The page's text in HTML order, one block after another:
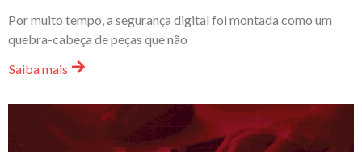
Por muito tempo, a segurança digital foi montada como um
quebra-cabeça de peças que não
Saiba mais